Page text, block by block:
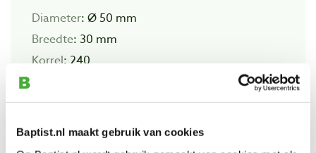
Baptist.nl maakt gebruik van cookies
Diameter: Ø 50 mm
Breedte: 30 mm
Korrel: 240
satineermachine